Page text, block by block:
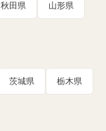
秋田県 山形県
茨城県 栃木県